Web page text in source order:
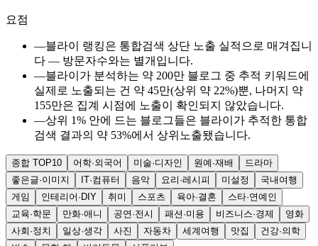
요점
—블라이 랭킹은 통합검색 상단 노출 실적으로 매겨집니
다 — 방문자수와는 별개입니다.
—블라이가 분석하는 약 200만 블로그 중 추적 키워드에
실제로 노출되는 건 약 45만(상위 약 22%)뿐, 나머지 약
155만은 집계 시점에 노출이 확인되지 않았습니다.
—상위 1% 안에 드는 블로그들은 블라이가 추적한 통합
검색 결과의 약 53%에서 상위노출됐습니다.
종합 TOP10 어학·외국어 미술·디자인 원예·재배
드라마
좋은글·이미지
IT·컴퓨터 음악 요리·레시피 미설정
국내여행
게임
인테리어·DIY 취미 스포츠 육아·결혼
스타·연예인
교육·학문
만화·애니 공연·전시 패션·미용 비즈니스·경제
영화
사회·정치
일상·생각 사진 자동차 세계여행 맛집
건강·의학